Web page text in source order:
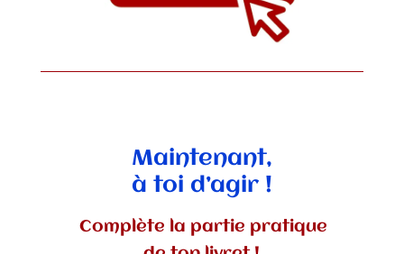
Maintenant,
à toi d’agir !
Complète la partie pratique